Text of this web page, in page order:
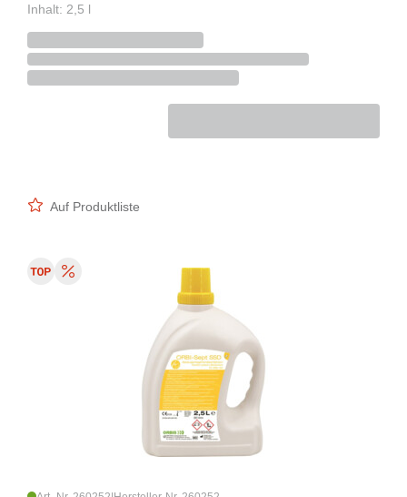
Inhalt: 2,5 l
Auf Produktliste